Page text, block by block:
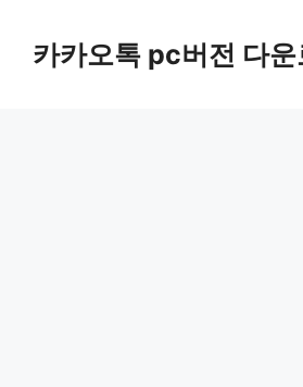
카카오톡 pc버전 다운